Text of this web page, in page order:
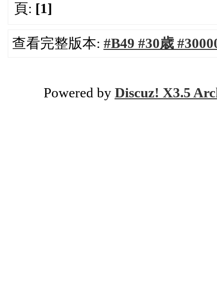
頁: [1]
查看完整版本: #B49 #30歳
Powered by Discuz! X3.5